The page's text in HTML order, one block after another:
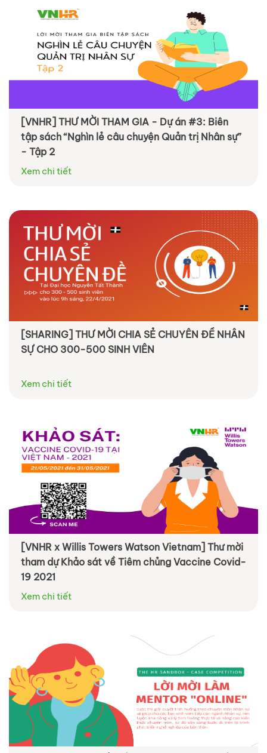
[VNHR] THƯ MỜI THAM GIA - Dự án #3: Biên
tập sách “Nghìn lẻ câu chuyện Quản trị Nhân sự”
- Tập 2
Xem chi tiết
[SHARING] THƯ MỜI CHIA SẺ CHUYÊN ĐỀ NHÂN
SỰ CHO 300-500 SINH VIÊN
Xem chi tiết
[VNHR x Willis Towers Watson Vietnam] Thư mời
tham dự Khảo sát về Tiêm chủng Vaccine Covid-
19 2021
Xem chi tiết